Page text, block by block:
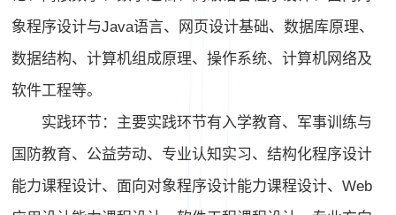
象程序设计与Java语言、网页设计基础、数据库原理、
数据结构、计算机组成原理、操作系统、计算机网络及
软件工程等。
实践环节：主要实践环节有入学教育、军事训练与
国防教育、公益劳动、专业认知实习、结构化程序设计
能力课程设计、面向对象程序设计能力课程设计、Web